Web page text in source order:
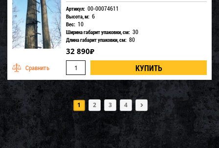
Артикул: 00-00074611
Высота, м: 6
Вес: 10
Ширина габарит упаковки, см: 30
Длина габарит упаковки, см: 80
32 890₽
1 2 3 4